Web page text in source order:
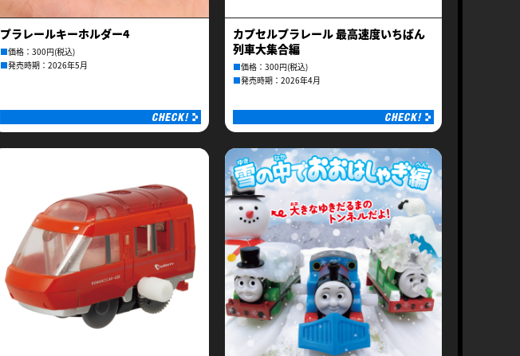
プラレールキーホルダー4
■価格：300円(税込)
■発売時期：2026年5月
カプセルプラレール 最高速度いちばん
列車大集合編
■価格：300円(税込)
■発売時期：2026年4月